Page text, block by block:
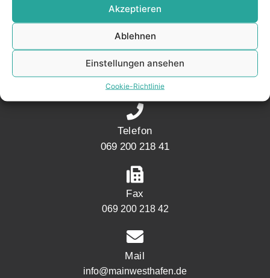
Akzeptieren
Ablehnen
Einstellungen ansehen
Cookie-Richtlinie
Adresse
Mainwesthafen Immobilien Speicherstraße 5
60327 Frankfurt
Telefon
069 200 218 41
Fax
069 200 218 42
Mail
info@mainwesthafen.de